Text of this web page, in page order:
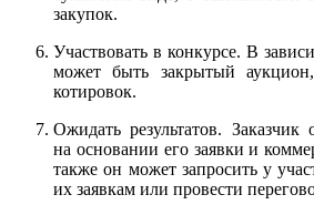
закупок.
Участвовать в конкурсе. В
может быть закрытый
котировок.
Ожидать результатов. Заказчик
на основании его заявки и
также он может запросить у
их заявкам или провести